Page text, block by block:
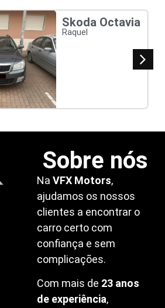
Skoda Octavia
Raquel
Sobre nós
NaVFX Motors,
ajudamos os nossos
clientes a encontrar o
carro certo com
confiança e sem
complicações.
Com mais de 23 anos
de experiência,